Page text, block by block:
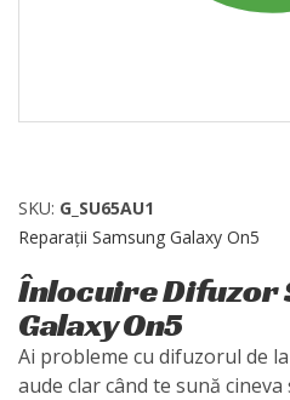
SKU: G_SU65AU1
Reparații Samsung Galaxy On5
Înlocuire Difuzor
Galaxy On5
Ai probleme cu difuzorul de
aude clar când te sună